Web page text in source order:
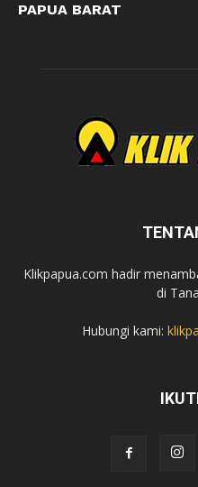
PAPUA BARAT
Klikpapua.com hadir
di
Hubungi kami: